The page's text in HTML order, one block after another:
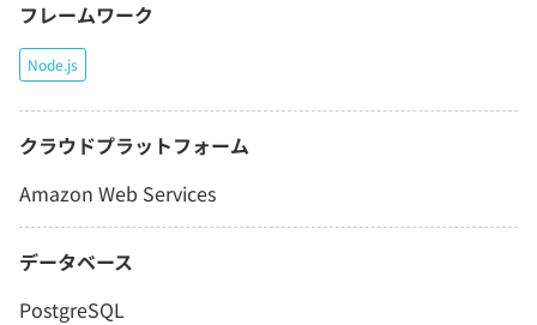
フレームワーク
Node.js
クラウドプラットフォーム
Amazon Web Services
データベース
PostgreSQL